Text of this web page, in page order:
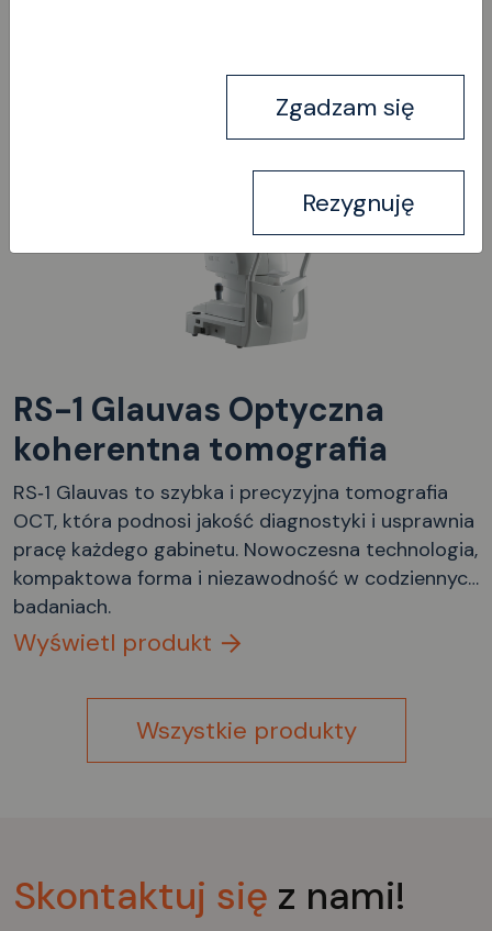
RS-1 Glauvas Optyczna
koherentna tomografia
RS‑1 Glauvas to szybka i precyzyjna tomografia
OCT, która podnosi jakość diagnostyki i usprawnia
pracę każdego gabinetu. Nowoczesna technologia,
kompaktowa forma i niezawodność w codziennych
badaniach.
Wyświetl produkt
Wszystkie produkty
Skontaktuj się z nami!
Zgadzam się
Rezygnuję